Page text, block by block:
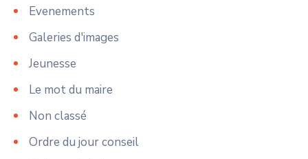
Evenements
Galeries d'images
Jeunesse
Le mot du maire
Non classé
Ordre du jour conseil